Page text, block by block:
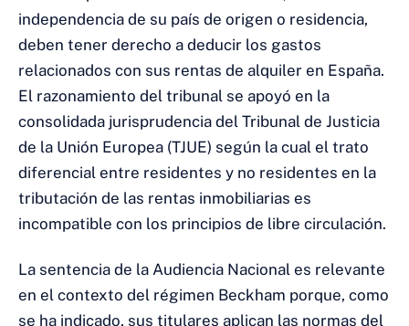
independencia de su país de origen o residencia,
deben tener derecho a deducir los gastos
relacionados con sus rentas de alquiler en España.
El razonamiento del tribunal se apoyó en la
consolidada jurisprudencia del Tribunal de Justicia
de la Unión Europea (TJUE) según la cual el trato
diferencial entre residentes y no residentes en la
tributación de las rentas inmobiliarias es
incompatible con los principios de libre circulación.
La sentencia de la Audiencia Nacional es relevante
en el contexto del régimen Beckham porque, como
se ha indicado, sus titulares aplican las normas del